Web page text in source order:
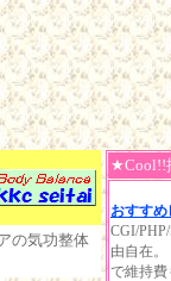
の気功整体
★Cool!!
おすす
CGI/
由自在
で維持費